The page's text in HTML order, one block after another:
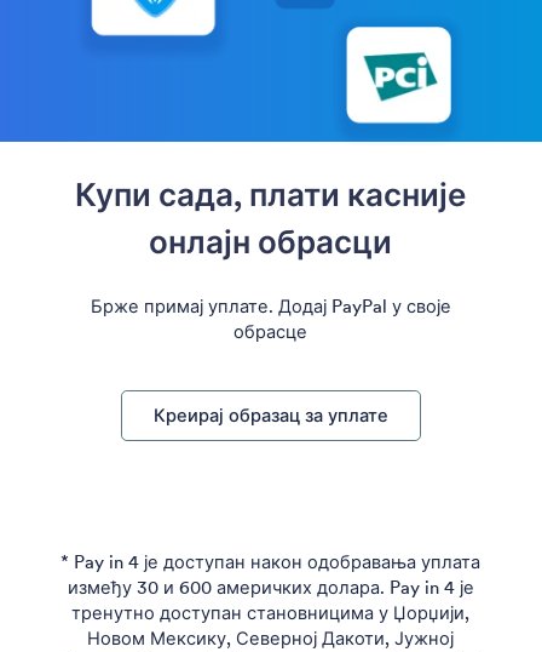
Купи сада, плати касније
онлајн обрасци
Брже примај уплате. Додај PayPal у своје
обрасце
Креирај образац за уплате
* Pay in 4 је доступан након одобравања уплата
између 30 и 600 америчких долара. Pay in 4 је
тренутно доступан становницима у Џорџији,
Новом Мексику, Северној Дакоти, Јужној